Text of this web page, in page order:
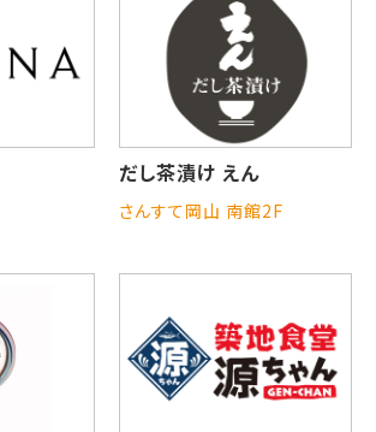
だし茶漬け えん
さんすて岡山 南館2F